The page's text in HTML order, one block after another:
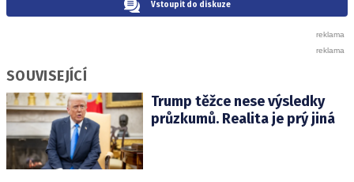
Vstoupit do diskuze
SOUVISEJÍCÍ
Trump těžce nese výsledky
průzkumů. Realita je prý jiná